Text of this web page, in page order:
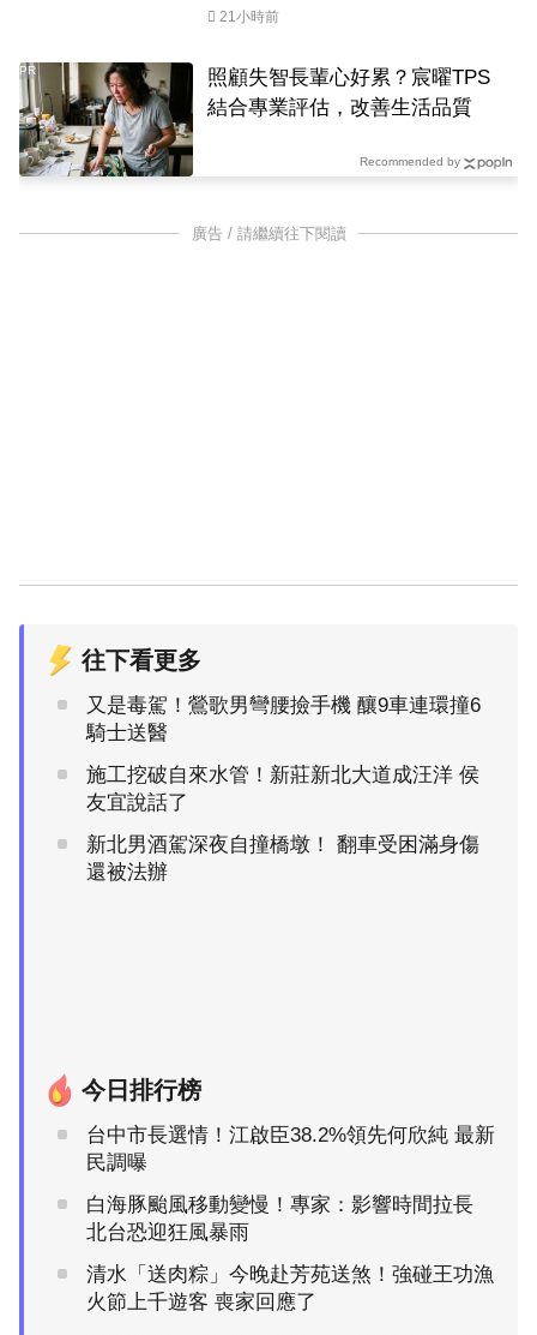
21小時前
照顧失智長輩心好累？宸曜TPS
結合專業評估，改善生活品質
PR
Recommended by
廣告 / 請繼續往下閱讀
往下看更多
又是毒駕！鶯歌男彎腰撿手機 釀9車連環撞6
騎士送醫
施工挖破自來水管！新莊新北大道成汪洋 侯
友宜說話了
新北男酒駕深夜自撞橋墩！ 翻車受困滿身傷
還被法辦
今日排行榜
台中市長選情！江啟臣38.2%領先何欣純 最新
民調曝
白海豚颱風移動變慢！專家：影響時間拉長
北台恐迎狂風暴雨
清水「送肉粽」今晚赴芳苑送煞！強碰王功漁
火節上千遊客 喪家回應了